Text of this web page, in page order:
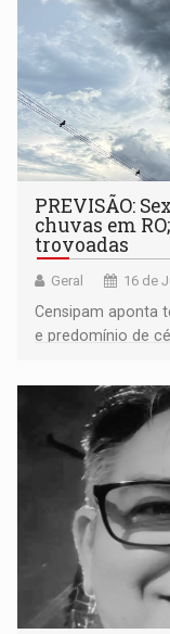
PREVISÃO:
chuvas em
trovoadas
Geral 16 de
Censipam aponta
e predomínio de